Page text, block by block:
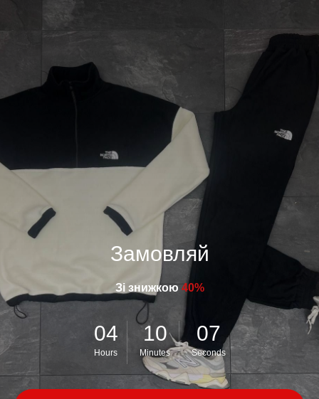
Замовляй
Зі знижкою 40%
04
Hours
10
Minutes
07
Seconds